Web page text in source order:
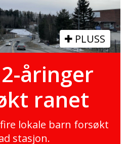
PLUSS
åringer
ranet
lokale barn forsøkt
stasjon.